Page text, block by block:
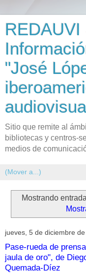
"José
Sitio que remite al
bibliotecas y centros-
medios de
Mostrando
jueves, 5 de diciembre
Pase-rueda de
jaula de oro", de
Quemada-Díez